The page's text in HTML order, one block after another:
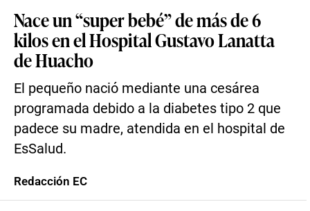
Nace un “super bebé” de más de 6
kilos en el Hospital Gustavo Lanatta
de Huacho
El pequeño nació mediante una cesárea
programada debido a la diabetes tipo 2 que
padece su madre, atendida en el hospital de
EsSalud.
Redacción EC